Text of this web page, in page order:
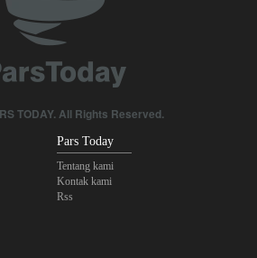
Posisi Pasukan Bayaran Saudi
Drone
dalam Kondisi Siaga Penuh
Seret AS dalam Perang yang
TODAY. All Rights Reserved.
Pars Today
Tentang kami
Kontak kami
Rss